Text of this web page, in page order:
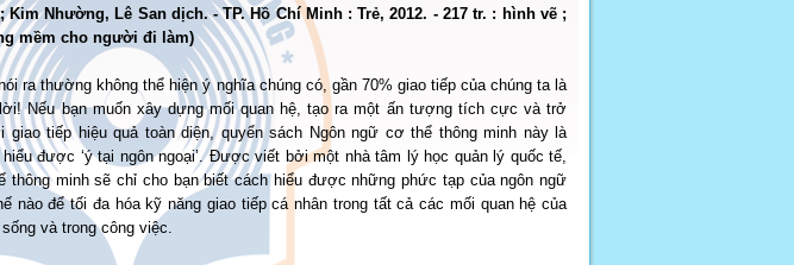
Kim Nhường, Lê San dịch. - TP. Hồ Chí Minh : Trẻ, 2012. - 217 tr. : hình vẽ ;
mềm cho người đi làm)
ra thường không thể hiện ý nghĩa chúng có, gần 70% giao tiếp của chúng ta là
Nếu bạn muốn xây dựng mối quan hệ, tạo ra một ấn tượng tích cực và trở
giao tiếp hiệu quả toàn diện, quyển sách Ngôn ngữ cơ thể thông minh này là
được ‘ý tại ngôn ngoại’. Được viết bởi một nhà tâm lý học quản lý quốc tế,
thông minh sẽ chỉ cho bạn biết cách hiểu được những phức tạp của ngôn ngữ
nào để tối đa hóa kỹ năng giao tiếp cá nhân trong tất cả các mối quan hệ của
và trong công việc.